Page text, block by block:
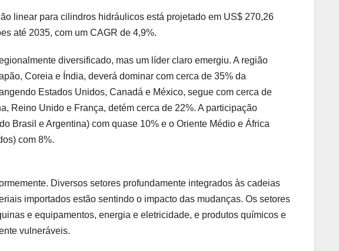
linear para cilindros hidráulicos está projetado em US$ 270,26
até 2035, com um CAGR de 4,9%.
diversificado, mas um líder claro emergiu. A região
Coreia e Índia, deverá dominar com cerca de 35% da
Estados Unidos, Canadá e México, segue com cerca de
Reino Unido e França, detém cerca de 22%. A participação
Brasil e Argentina) com quase 10% e o Oriente Médio e África
com 8%.
Diversos setores profundamente integrados às cadeias
importados estão sentindo o impacto das mudanças. Os setores
e equipamentos, energia e eletricidade, e produtos químicos e
vulneráveis.